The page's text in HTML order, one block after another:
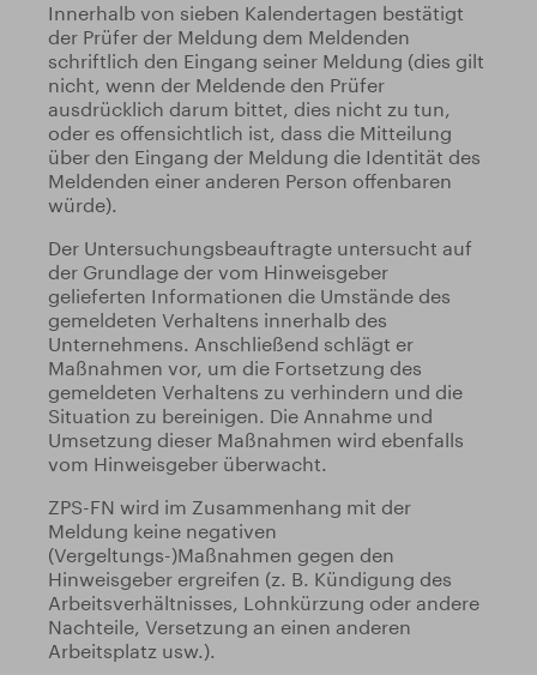
Innerhalb von sieben Kalendertagen bestätigt
der Prüfer der Meldung dem Meldenden
schriftlich den Eingang seiner Meldung (dies gilt
nicht, wenn der Meldende den Prüfer
ausdrücklich darum bittet, dies nicht zu tun,
oder es offensichtlich ist, dass die Mitteilung
über den Eingang der Meldung die Identität des
Meldenden einer anderen Person offenbaren
würde).
Der Untersuchungsbeauftragte untersucht auf
der Grundlage der vom Hinweisgeber
gelieferten Informationen die Umstände des
gemeldeten Verhaltens innerhalb des
Unternehmens. Anschließend schlägt er
Maßnahmen vor, um die Fortsetzung des
gemeldeten Verhaltens zu verhindern und die
Situation zu bereinigen. Die Annahme und
Umsetzung dieser Maßnahmen wird ebenfalls
vom Hinweisgeber überwacht.
ZPS-FN wird im Zusammenhang mit der
Meldung keine negativen
(Vergeltungs-)Maßnahmen gegen den
Hinweisgeber ergreifen (z. B. Kündigung des
Arbeitsverhältnisses, Lohnkürzung oder andere
Nachteile, Versetzung an einen anderen
Arbeitsplatz usw.).